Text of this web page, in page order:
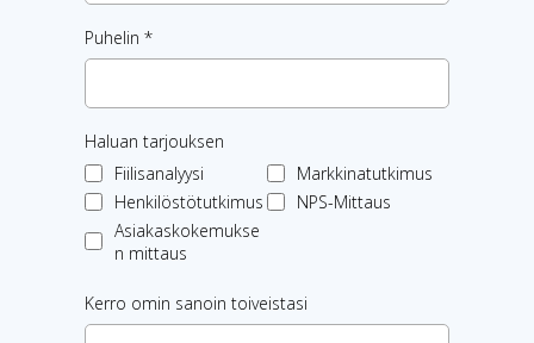
Puhelin *
Haluan tarjouksen
Fiilisanalyysi
Markkinatutkimus
Henkilöstötutkimus
NPS-Mittaus
Asiakaskokemukse
n mittaus
Kerro omin sanoin toiveistasi